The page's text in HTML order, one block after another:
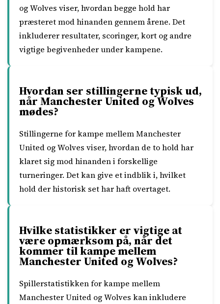
og Wolves viser, hvordan begge hold har
præsteret mod hinanden gennem årene. Det
inkluderer resultater, scoringer, kort og andre
vigtige begivenheder under kampene.
Hvordan ser stillingerne typisk ud,
når Manchester United og Wolves
mødes?
Stillingerne for kampe mellem Manchester
United og Wolves viser, hvordan de to hold har
klaret sig mod hinanden i forskellige
turneringer. Det kan give et indblik i, hvilket
hold der historisk set har haft overtaget.
Hvilke statistikker er vigtige at
være opmærksom på, når det
kommer til kampe mellem
Manchester United og Wolves?
Spillerstatistikken for kampe mellem
Manchester United og Wolves kan inkludere